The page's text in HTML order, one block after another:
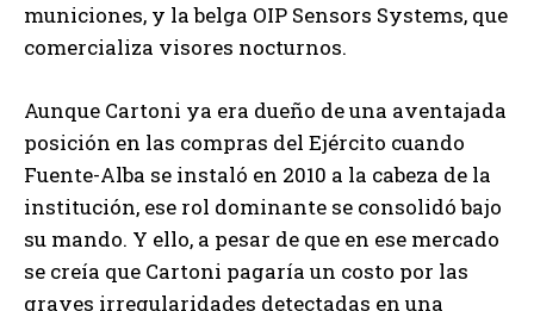
municiones, y la belga OIP Sensors Systems, que
comercializa visores nocturnos.
Aunque Cartoni ya era dueño de una aventajada
posición en las compras del Ejército cuando
Fuente-Alba se instaló en 2010 a la cabeza de la
institución, ese rol dominante se consolidó bajo
su mando. Y ello, a pesar de que en ese mercado
se creía que Cartoni pagaría un costo por las
graves irregularidades detectadas en una